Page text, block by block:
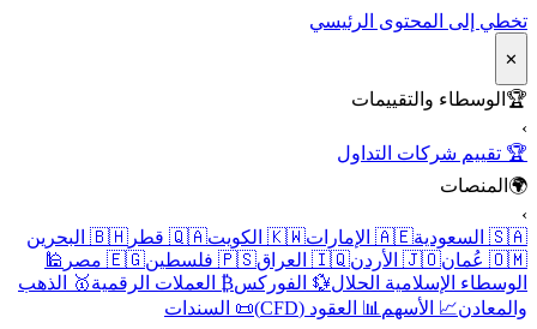
تخطي إلى المحتوى الرئيسي
✕
🏆الوسطاء والتقييمات
🏆 تقييم شركات التداول
🌍المنصات
🇸🇦 السعودية
🇦🇪 الإمارات 🇰🇼 الكويت 🇶🇦 قطر
🇧🇭 البحرين
🇴🇲 عُمان
🇯🇴 الأردن 🇮🇶 العراق 🇵🇸 فلسطين 🇪🇬 مصر
🕌
الوسطاء الإسلامية الحلال 💱 الفوركس ₿ العملات الرقمية🥇 الذهب
والمعادن📈 الأسهم📊 العقود (CFD)
📜 السندات